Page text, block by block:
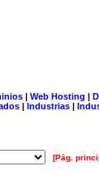
| Web Hosting |
| Industrias |
[Pág.